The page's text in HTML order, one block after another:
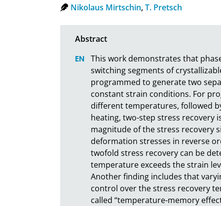
Nikolaus Mirtschin,T. Pretsch
This work demonstrates that
switching segments of
programmed to generate two
constant strain conditions. For
different temperatures, followed
heating, two-step stress recovery
magnitude of the stress recovery
deformation stresses in reverse
twofold stress recovery can be
temperature exceeds the strain
Another finding includes that
control over the stress recovery
called “temperature-memory